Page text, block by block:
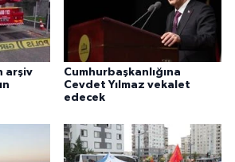
arşiv
Cumhurbaşkanlığına
Cevdet Yılmaz vekalet
edecek